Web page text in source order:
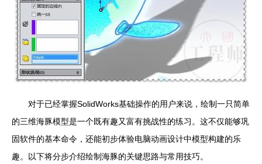
对于已经掌握SolidWorks基础操作的用户来说，绘制一只简单
的三维海豚模型是一个既有趣又富有挑战性的练习。这不仅能够巩
固软件的基本命令，还能初步体验电脑动画设计中模型构建的乐
趣。以下将分步介绍绘制海豚的关键思路与常用技巧。